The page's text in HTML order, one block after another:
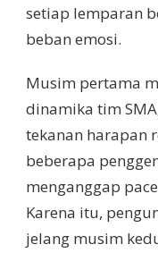
setiap lemparan
beban emosi.
Musim pertama
dinamika tim
tekanan harapan
beberapa
menganggap
Karena itu,
jelang musim